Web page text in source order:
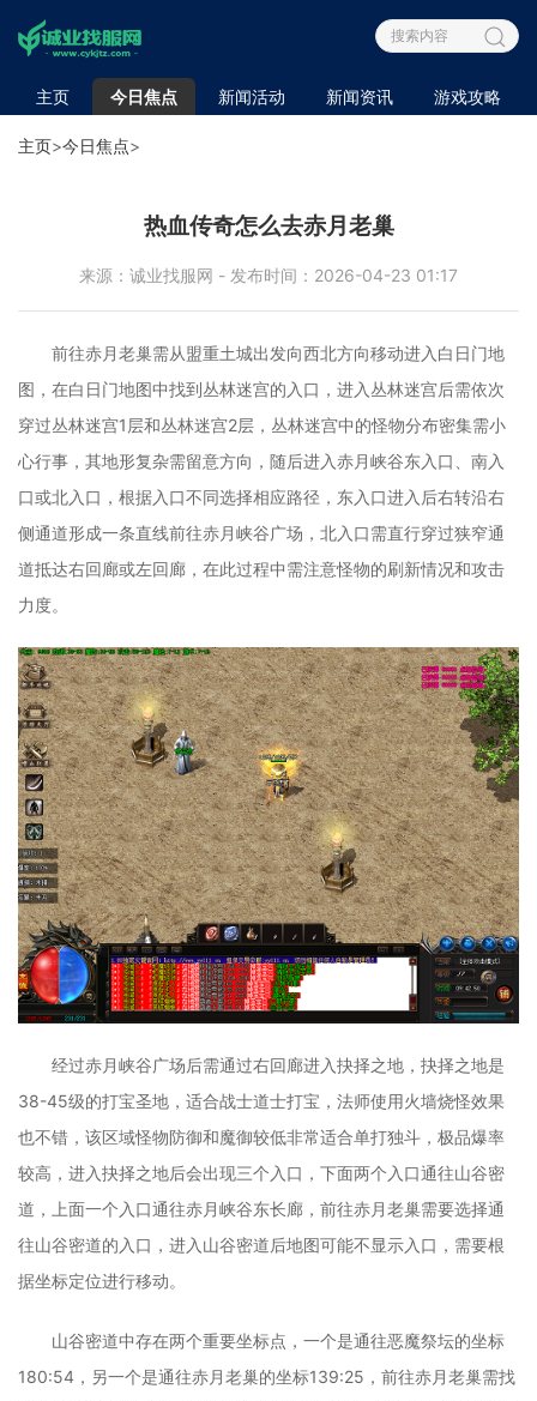
主页 今日焦点 新闻活动 新闻资讯 游戏攻略
主页>今日焦点>
热血传奇怎么去赤月老巢
来源：诚业找服网 - 发布时间：2026-04-23 01:17
前往赤月老巢需从盟重土城出发向西北方向移动进入白日门地
图，在白日门地图中找到丛林迷宫的入口，进入丛林迷宫后需依次
穿过丛林迷宫1层和丛林迷宫2层，丛林迷宫中的怪物分布密集需小
心行事，其地形复杂需留意方向，随后进入赤月峡谷东入口、南入
口或北入口，根据入口不同选择相应路径，东入口进入后右转沿右
侧通道形成一条直线前往赤月峡谷广场，北入口需直行穿过狭窄通
道抵达右回廊或左回廊，在此过程中需注意怪物的刷新情况和攻击
力度。
经过赤月峡谷广场后需通过右回廊进入抉择之地，抉择之地是
38-45级的打宝圣地，适合战士道士打宝，法师使用火墙烧怪效果
也不错，该区域怪物防御和魔御较低非常适合单打独斗，极品爆率
较高，进入抉择之地后会出现三个入口，下面两个入口通往山谷密
道，上面一个入口通往赤月峡谷东长廊，前往赤月老巢需要选择通
往山谷密道的入口，进入山谷密道后地图可能不显示入口，需要根
据坐标定位进行移动。
山谷密道中存在两个重要坐标点，一个是通往恶魔祭坛的坐标
180:54，另一个是通往赤月老巢的坐标139:25，前往赤月老巢需找